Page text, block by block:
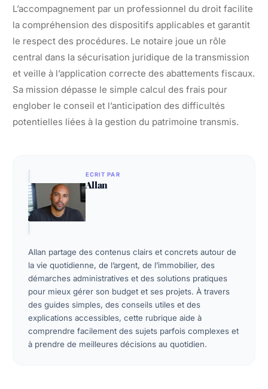
L’accompagnement par un professionnel du droit facilite
la compréhension des dispositifs applicables et garantit
le respect des procédures. Le notaire joue un rôle
central dans la sécurisation juridique de la transmission
et veille à l’application correcte des abattements fiscaux.
Sa mission dépasse le simple calcul des frais pour
englober le conseil et l’anticipation des difficultés
potentielles liées à la gestion du patrimoine transmis.
ECRIT PAR
Allan
Allan partage des contenus clairs et concrets autour de
la vie quotidienne, de l’argent, de l’immobilier, des
démarches administratives et des solutions pratiques
pour mieux gérer son budget et ses projets. À travers
des guides simples, des conseils utiles et des
explications accessibles, cette rubrique aide à
comprendre facilement des sujets parfois complexes et
à prendre de meilleures décisions au quotidien.